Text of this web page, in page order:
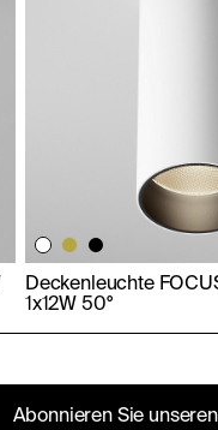
Deckenleuchte
1x12W 50°
Abonnieren Sie